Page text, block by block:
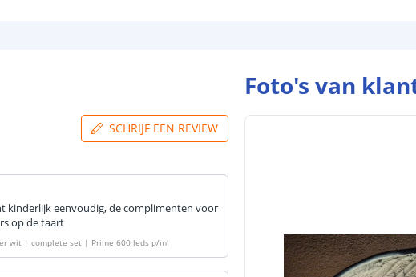
SCHRIJF EEN REVIEW
kinderlijk eenvoudig, de complimenten voor
op de taart
wit | complete set | Prime 600 leds p/m'
Foto's van